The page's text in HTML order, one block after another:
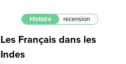
Histoire recension
Les Français dans les
Indes